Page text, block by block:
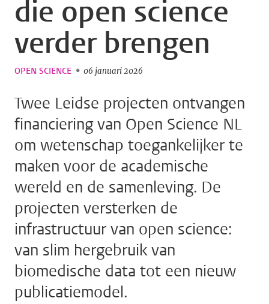
die open science
verder brengen
OPEN SCIENCE 06 januari 2026
Twee Leidse projecten ontvangen
financiering van Open Science NL
om wetenschap toegankelijker te
maken voor de academische
wereld en de samenleving. De
projecten versterken de
infrastructuur van open science:
van slim hergebruik van
biomedische data tot een nieuw
publicatiemodel.